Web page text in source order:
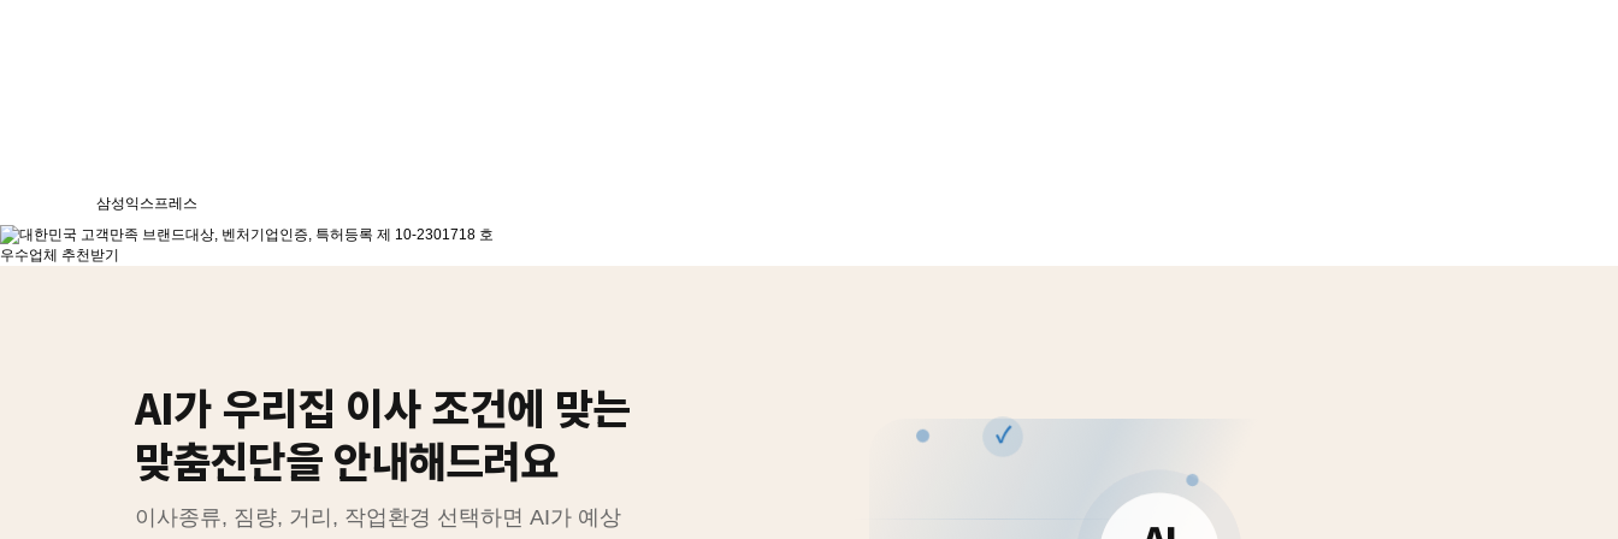
삼성익스프레스
우수업체 추천받기
AI가 우리집 이사 조건에 맞는
맞춤진단을 안내해드려요
이사종류, 짐량, 거리, 작업환경 선택하면 AI가 예상
✓